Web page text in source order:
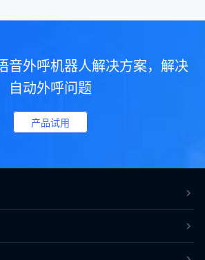
音外呼机器人解决方案，解决
自动外呼问题
产品试用